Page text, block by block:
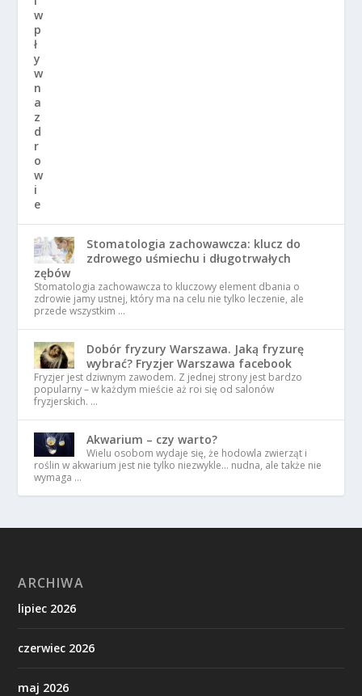
Stomatologia zachowawcza: klucz do
zdrowego uśmiechu i długotrwałych
zębów
Stomatologia zachowawcza to kluczowy element dbania o
zdrowie jamy ustnej, który ma na celu nie tylko leczenie, ale
przede wszystkim …
Dobór fryzury Warszawa. Jaką fryzurę
wybrać? Fryzjer Warszawa facebook
Fryzjer jest dziwnym zawodem. Z jednej strony jest bardzo
popularny – w każdym mieście aż roi się od salonów
fryzjerskich. …
Akwarium – czy warto?
Wielu osobom wydaje się, że hodowla zwierząt i
roślin w akwarium jest nie tylko niezwykle… nudna, ale także nie
wymaga …
ARCHIWA
lipiec 2026
czerwiec 2026
maj 2026